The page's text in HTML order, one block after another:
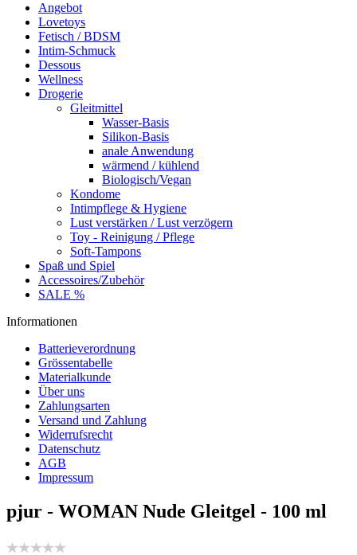
Angebot
Lovetoys
Fetisch / BDSM
Intim-Schmuck
Dessous
Wellness
Drogerie
Gleitmittel
Wasser-Basis
Silikon-Basis
anale Anwendung
wärmend / kühlend
Biologisch/Vegan
Kondome
Intimpflege & Hygiene
Lust verstärken / Lust verzögern
Toy - Reinigung / Pflege
Soft-Tampons
Spaß und Spiel
Accessoires/Zubehör
SALE %
Informationen
Batterieverordnung
Grössentabelle
Materialkunde
Über uns
Zahlungsarten
Versand und Zahlung
Widerrufsrecht
Datenschutz
AGB
Impressum
pjur - WOMAN Nude Gleitgel - 100 ml